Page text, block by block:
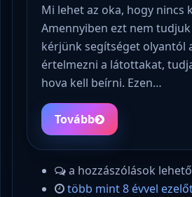
Mi lehet az oka, hogy nincs
Amennyiben ezt nem
kérjünk segítséget olyantól
értelmezni a látottakat,
hova kell beírni. Ezen…
Tovább
a hozzászólások
több mint 8 évvel